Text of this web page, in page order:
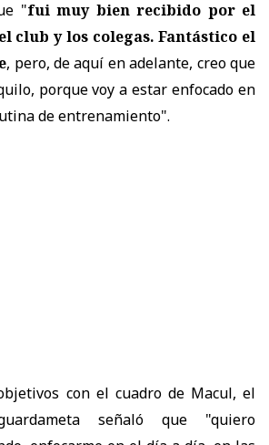
"fui muy bien recibido por el
club y los colegas. Fantástico el
, pero, de aquí en adelante, creo que
porque voy a estar enfocado en
de entrenamiento".
con el cuadro de Macul, el
señaló que "quiero